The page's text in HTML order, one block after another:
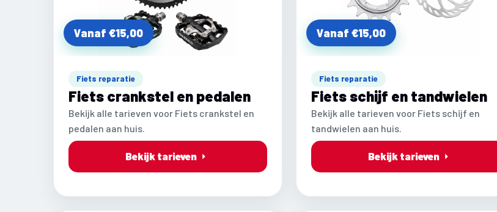
Vanaf €15,00
Fiets reparatie
Fiets crankstel en pedalen
Bekijk alle tarieven voor Fiets crankstel en
pedalen aan huis.
Bekijk tarieven
Vanaf €15,00
Fiets reparatie
Fiets schijf en tandwielen
Bekijk alle tarieven voor Fiets schijf en
tandwielen aan huis.
Bekijk tarieven